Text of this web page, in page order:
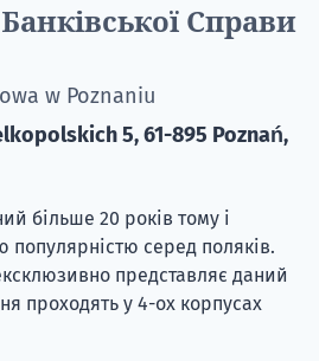
Справи
w Poznaniu
5, 61-895 Poznań,
більше 20 років тому і
популярністю серед поляків.
представляє даний
проходять у 4-ох корпусах